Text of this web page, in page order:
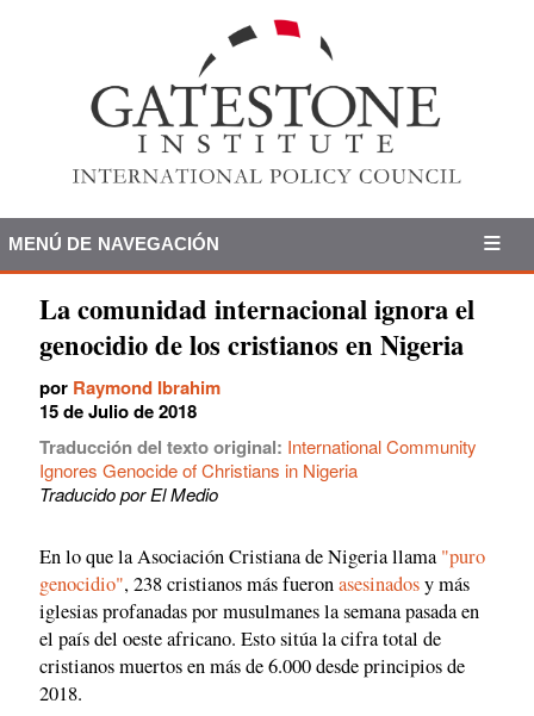
MENÚ DE NAVEGACIÓN
La comunidad internacional ignora el
genocidio de los cristianos en Nigeria
por Raymond Ibrahim
15 de Julio de 2018
Traducción del texto original: International Community
Ignores Genocide of Christians in Nigeria
Traducido por El Medio
En lo que la Asociación Cristiana de Nigeria llama "puro
genocidio", 238 cristianos más fueronasesinadosy más
iglesias profanadas por musulmanes la semana pasada en
el país del oeste africano. Esto sitúa la cifra total de
cristianos muertos en más de 6.000 desde principios de
2018.